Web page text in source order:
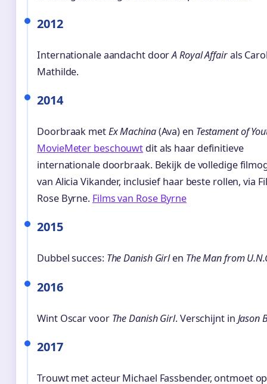
2012
Internationale aandacht doorA Royal Affairals
Mathilde.
2014
Doorbraak metEx Machina(Ava) en Testament of
MovieMeter beschouwt dit als haar definitieve
internationale doorbraak. Bekijk de volledige
van Alicia Vikander, inclusief haar beste rollen, via
Rose Byrne. Films van Rose Byrne
2015
Dubbel succes: The Danish Girlen The Man from
2016
Wint Oscar voor The Danish Girl. Verschijnt in Jason
2017
Trouwt met acteur Michael Fassbender, ontmoet